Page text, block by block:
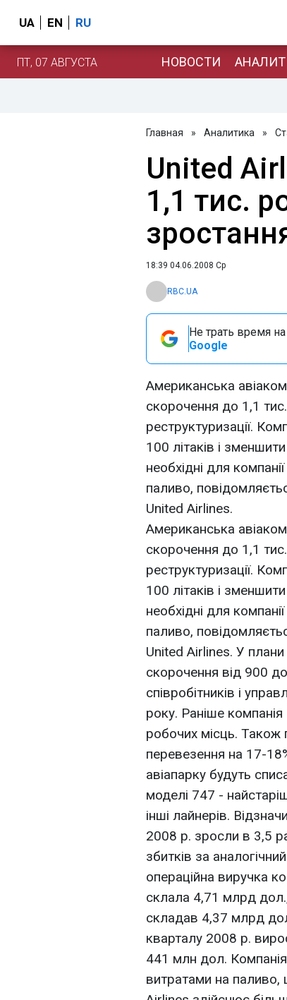
UA EN RU
ПТ, 07 АВГУСТА НОВОСТИ
Главная » Аналитика »
United
1,1 тис.
18:39 04.06.2008 Ср
RBC.UA
Не трать время
Google
Американська
скорочення до 1,1
реструктуризації.
100 літаків і
необхідні для
паливо,
United Airlines.
Американська
скорочення до 1,1
реструктуризації.
100 літаків і
необхідні для
паливо,
United Airlines. У плани
скорочення від 900
співробітників і
року. Раніше
робочих місць. Також
перевезення на 17-
авіапарку будуть
моделі 747 -
інші лайнерів.
2008 р. зросли в 3,5
збитків за
операційна виручка
склала 4,71 млрд
складав 4,37 млрд
кварталу 2008 р.
441 млн дол.
витратами на паливо,